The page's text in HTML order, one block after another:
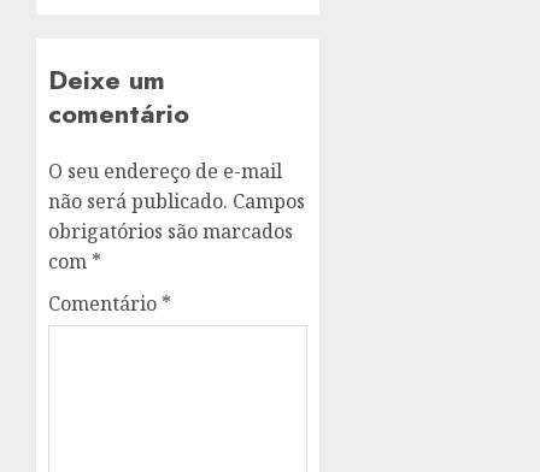
Deixe um
comentário
O seu endereço de e-mail
não será publicado. Campos
obrigatórios são marcados
com *
Comentário *